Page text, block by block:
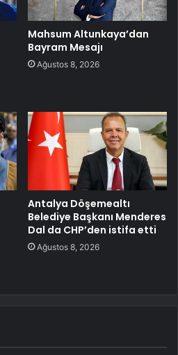
Mahsum Altunkaya’dan
Bayram Mesajı
Ağustos 8, 2026
Antalya Döşemealtı
Belediye Başkanı Menderes
Dal da CHP’den istifa etti
Ağustos 8, 2026